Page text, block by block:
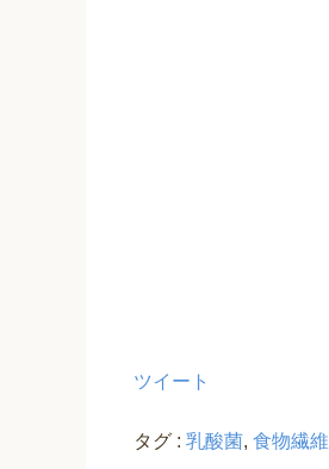
ツイート
タグ : 乳酸菌, 食物繊維